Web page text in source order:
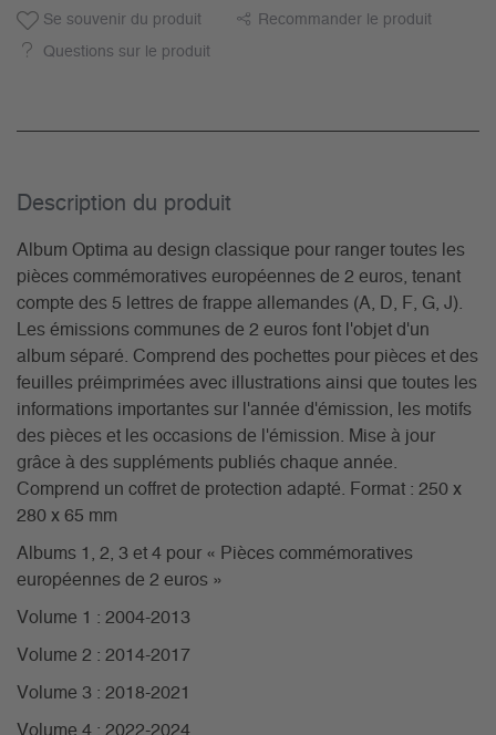
Se souvenir du produit Recommander le produit
Questions sur le produit
Description du­ produit
Album Optima au design classique pour ranger toutes les
pièces commémoratives européennes de 2 euros, tenant
compte des 5 lettres de frappe allemandes (A, D, F, G, J).
Les émissions communes de 2 euros font l'objet d'un
album séparé. Comprend des pochettes pour pièces et des
feuilles préimprimées avec illustrations ainsi que toutes les
informations importantes sur l'année d'émission, les motifs
des pièces et les occasions de l'émission. Mise à jour
grâce à des suppléments publiés chaque année.
Comprend un coffret de protection adapté. Format : 250 x
280 x 65 mm
Albums 1, 2, 3 et 4 pour « Pièces commémoratives
européennes de 2 euros »
Volume 1 : 2004-2013
Volume 2 : 2014-2017
Volume 3 : 2018-2021
Volume 4 : 2022-2024